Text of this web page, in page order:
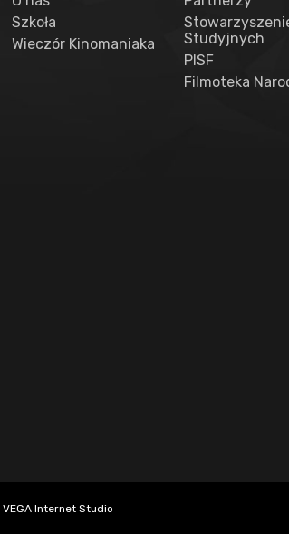
Szkoła
Wieczór Kinomaniaka
Studyjnych
PISF
Filmoteka
VEGA Internet Studio